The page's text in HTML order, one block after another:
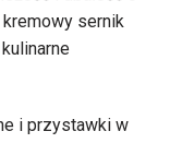
sernik
i przystawki w